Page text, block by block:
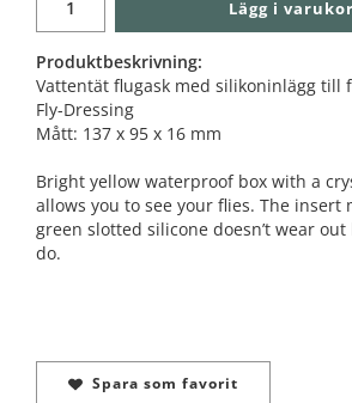
Lägg i
Produktbeskrivning:
Vattentät flugask med silikoninlägg till
Fly-Dressing
Mått: 137 x 95 x 16 mm
Bright yellow waterproof box with a
allows you to see your flies. The insert
green slotted silicone doesn’t wear
do.
Spara som favorit